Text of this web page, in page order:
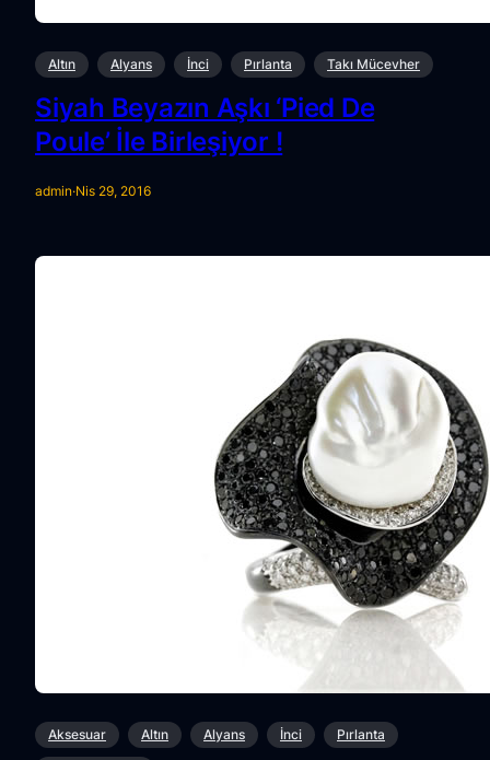
Altın Alyans İnci Pırlanta Takı Mücevher
Siyah Beyazın Aşkı ‘Pied De
Poule’ İle Birleşiyor !
admin·Nis 29, 2016
Aksesuar Altın Alyans İnci Pırlanta